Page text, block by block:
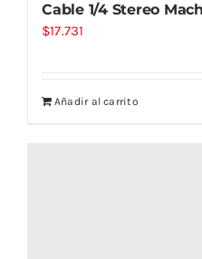
Cable 1/4 Stereo
$17.731
Añadir al carrito